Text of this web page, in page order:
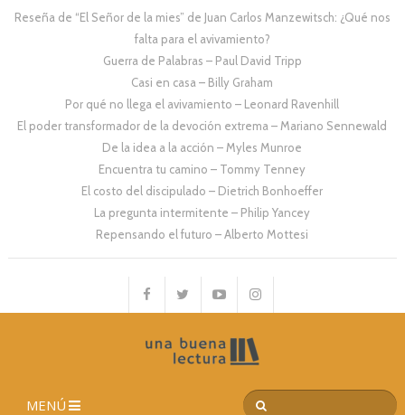
Reseña de “El Señor de la mies” de Juan Carlos Manzewitsch: ¿Qué nos
falta para el avivamiento?
Guerra de Palabras – Paul David Tripp
Casi en casa – Billy Graham
Por qué no llega el avivamiento – Leonard Ravenhill
El poder transformador de la devoción extrema – Mariano Sennewald
De la idea a la acción – Myles Munroe
Encuentra tu camino – Tommy Tenney
El costo del discipulado – Dietrich Bonhoeffer
La pregunta intermitente – Philip Yancey
Repensando el futuro – Alberto Mottesi
MENÚ